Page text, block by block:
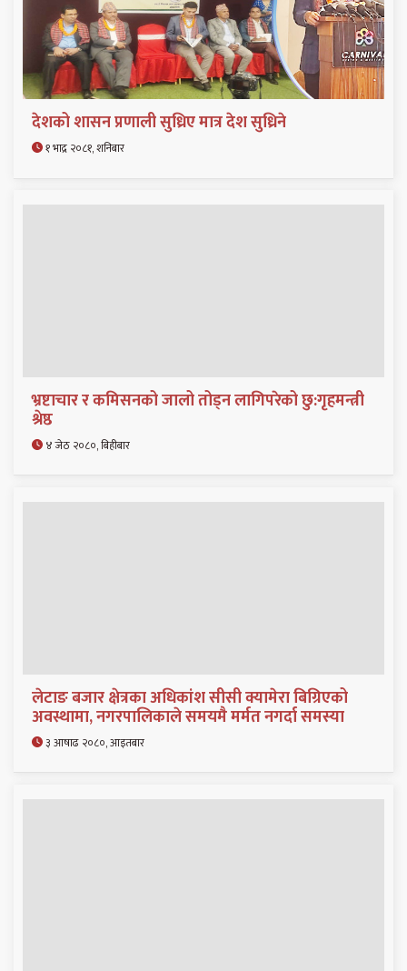
देशको शासन प्रणाली सुध्रिए मात्र देश सुध्रिने
१ भाद्र २०८१, शनिबार
भ्रष्टाचार र कमिसनको जालो तोड्न लागिपरेको छु:गृहमन्त्री
श्रेष्ठ
४ जेठ २०८०, बिहीबार
लेटाङ बजार क्षेत्रका अधिकांश सीसी क्यामेरा बिग्रिएको
अवस्थामा, नगरपालिकाले समयमै मर्मत नगर्दा समस्या
३ आषाढ २०८०, आइतबार